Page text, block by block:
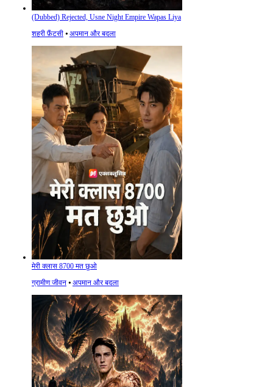
(Dubbed) Rejected, Usne Night Empire Wapas Liya
शहरी फ़ैंटसी ⦁ अपमान और बदला
मेरी क्लास 8700 मत छुओ
ग्रामीण जीवन ⦁ अपमान और बदला